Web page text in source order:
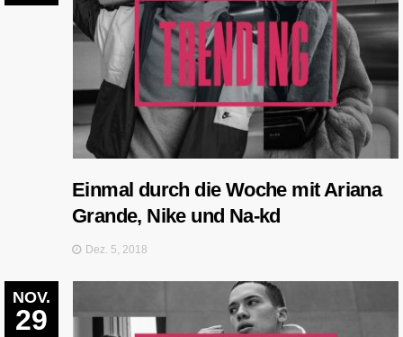
Einmal durch die Woche mit Ariana
Grande, Nike und Na-kd
Dez. 5, 2018
NOV.
29